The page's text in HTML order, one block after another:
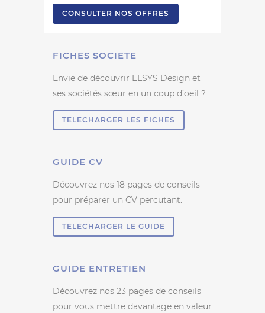
CONSULTER NOS OFFRES
FICHES SOCIETE
Envie de découvrir ELSYS Design et
ses sociétés sœur en un coup d’oeil ?
TELECHARGER LES FICHES
GUIDE CV
Découvrez nos 18 pages de conseils
pour préparer un CV percutant.
TELECHARGER LE GUIDE
GUIDE ENTRETIEN
Découvrez nos 23 pages de conseils
pour vous mettre davantage en valeur